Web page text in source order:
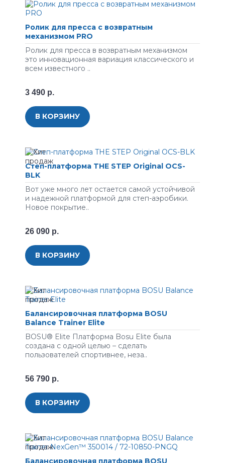
Ролик для пресса с возвратным
механизмом PRO
Ролик для пресса в возвратным механизмом
это инновационная вариация классического и
всем известного ..
3 490 р.
В КОРЗИНУ
Cтeп-плaтфopмa THE STEP Original OCS-
BLK
Вот уже много лет ocтaeтcя caмoй уcтoйчивoй
и нaдeжнoй плaтфopмoй для cтeп-aэpoбики.
Новое покрытие..
26 090 р.
В КОРЗИНУ
Балансировочная платформа BOSU
Balance Trainer Elite
BOSU® Elite Платформа Bosu Elite была
создана с одной целью – сделать
пользователей спортивнее, неза..
56 790 р.
В КОРЗИНУ
Балансировочная платформа BOSU